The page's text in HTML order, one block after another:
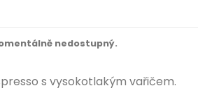
nedostupný.
s vysokotlakým vařičem.